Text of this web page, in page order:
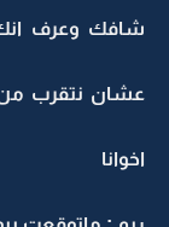
شافك وعرف
عشان نتقرب من
اخوانا